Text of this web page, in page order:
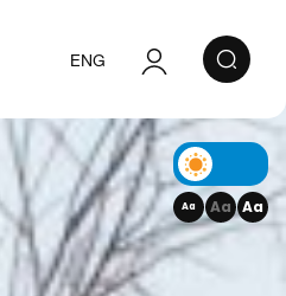
Aa Aa Aa
ENG
ავტორიზაცია
რეგისტრაცია